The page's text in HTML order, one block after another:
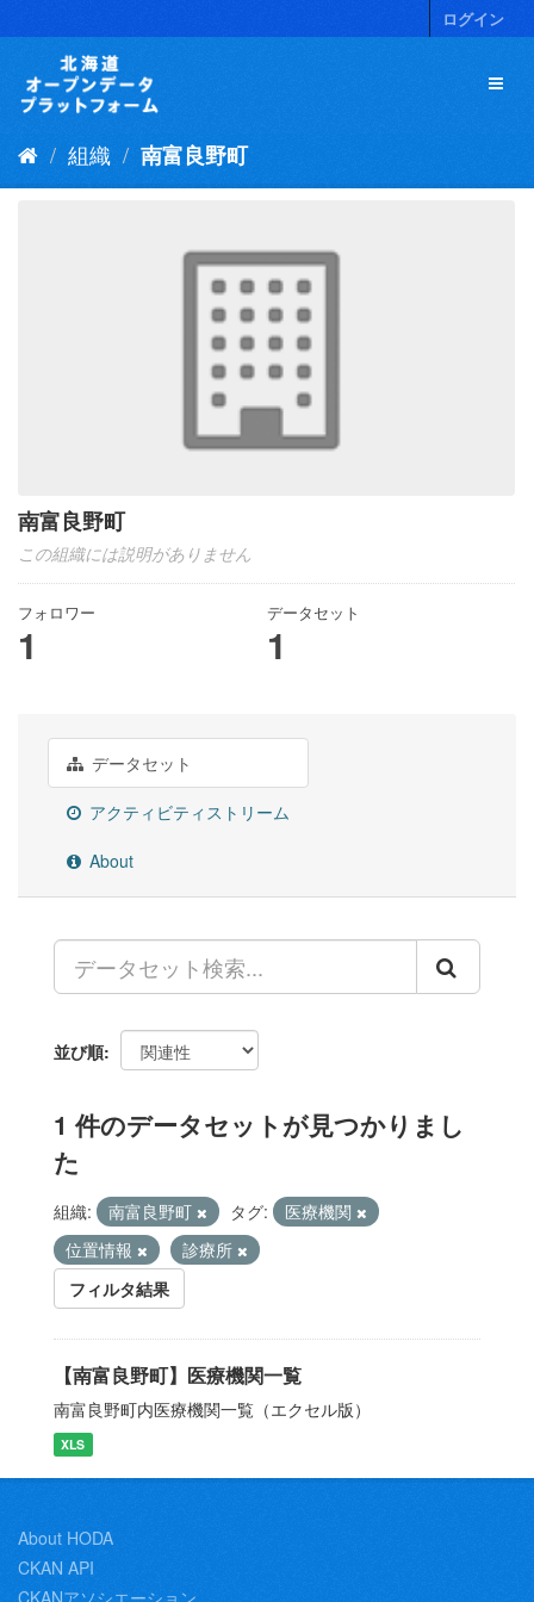
キ
ログイン
組織 南富良野町
南富良野町
この組織には説明がありません
フォロワー
1
データセット
1
データセット
アクティビティストリーム
About
並び順
1 件のデータセットが見つかりまし
た
組織: 南富良野町 タグ:
医療機関
位置情報
診療所
フィルタ結果
【南富良野町】医療機関一覧
南富良野町内医療機関一覧（エクセル版）
XLS
About HODA
CKAN API